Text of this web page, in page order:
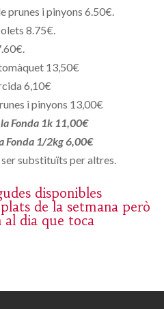
prunes i pinyons 6.50€.
8.75€.
13,50€
6,10€
i pinyons 13,00€
Fonda 1k 11,00€
Fonda 1/2kg 6,00€
substituïts per altres.
disponibles
de la setmana però
al dia que toca